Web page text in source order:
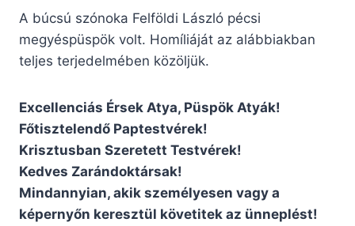
A búcsú szónoka Felföldi László pécsi
megyéspüspök volt. Homíliáját az alábbiakban
teljes terjedelmében közöljük.
Excellenciás Érsek Atya, Püspök Atyák!
Főtisztelendő Paptestvérek!
Krisztusban Szeretett Testvérek!
Kedves Zarándoktársak!
Mindannyian, akik személyesen vagy a
képernyőn keresztül követitek az ünneplést!